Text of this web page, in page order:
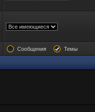
Сообщения Темы